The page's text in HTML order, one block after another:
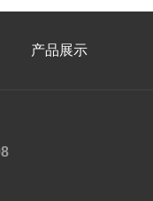
产品展示